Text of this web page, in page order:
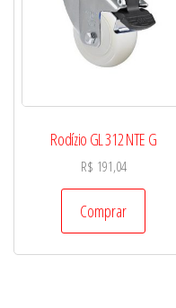
Rodízio GL 312 NTE G
R$ 191,04
Comprar